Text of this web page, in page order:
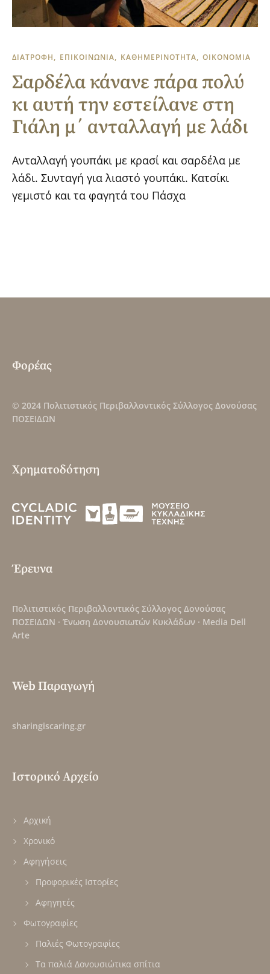
ΔΙΑΤΡΟΦΗ ΕΠΙΚΟΙΝΩΝΙΑ ΚΑΘΗΜΕΡΙΝΟΤΗΤΑ ΟΙΚΟΝΟΜΙΑ
Σαρδέλα κάνανε πάρα πολύ
κι αυτή την εστείλανε στη
Γιάλη μ΄ ανταλλαγή με λάδι
Ανταλλαγή γουπάκι με κρασί και σαρδέλα με
λάδι. Συνταγή για λιαστό γουπάκι. Κατσίκι
γεμιστό και τα φαγητά του Πάσχα
Φορέας
© 2024 Πολιτιστικός Περιβαλλοντικός Σύλλογος Δονούσας
ΠΟΣΕΙΔΩΝ
Χρηματοδότηση
Έρευνα
Πολιτιστικός Περιβαλλοντικός Σύλλογος Δονούσας
ΠΟΣΕΙΔΩΝ · Ένωση Δονουσιωτών Κυκλάδων · Media Dell
Arte
Web Παραγωγή
sharingiscaring.gr
Ιστορικό Αρχείο
Αρχική
Χρονικό
Αφηγήσεις
Προφορικές Ιστορίες
Αφηγητές
Φωτογραφίες
Παλιές Φωτογραφίες
Τα παλιά Δονουσιώτικα σπίτια